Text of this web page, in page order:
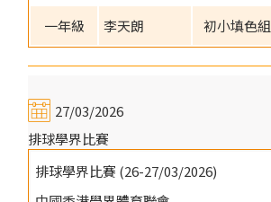
一年級 李天朗 初小填色組
27/03/2026
排球學界比賽
排球學界比賽 (26-27/03/2026)